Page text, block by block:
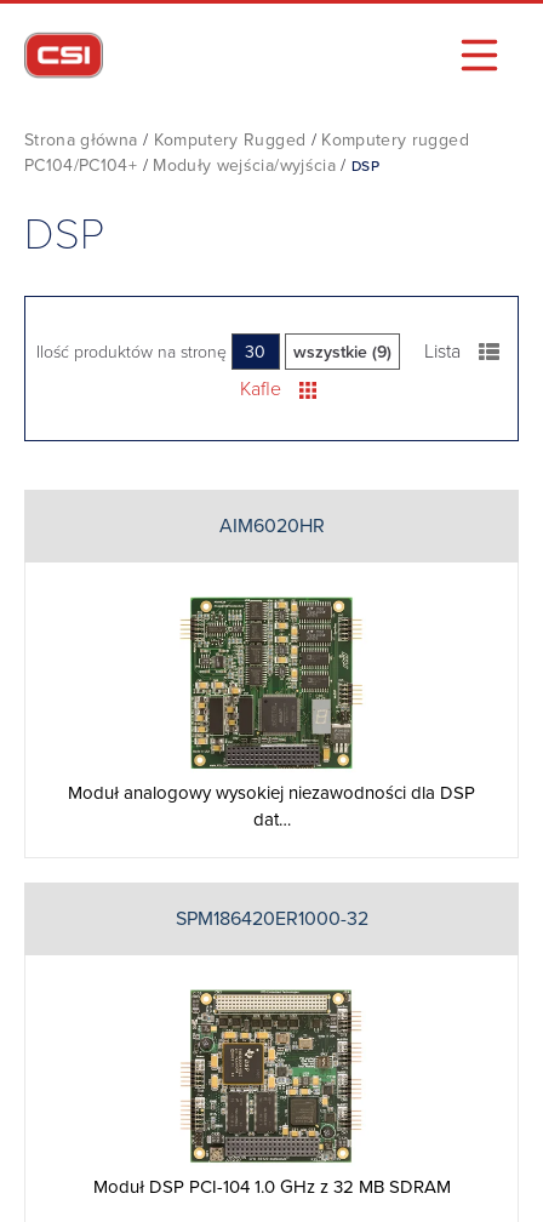
Strona główna / Komputery Rugged / Komputery rugged
PC104/PC104+ / Moduły wejścia/wyjścia/DSP
DSP
Ilość produktów na stronę 30 wszystkie (9)
Lista
Kafle
AIM6020HR
Moduł analogowy wysokiej niezawodności dla DSP
dat…
SPM186420ER1000-32
Moduł DSP PCI-104 1.0 GHz z 32 MB SDRAM